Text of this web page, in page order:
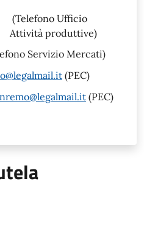
(Telefono Ufficio
Attività produttive)
Servizio Mercati)
(PEC)
(PEC)